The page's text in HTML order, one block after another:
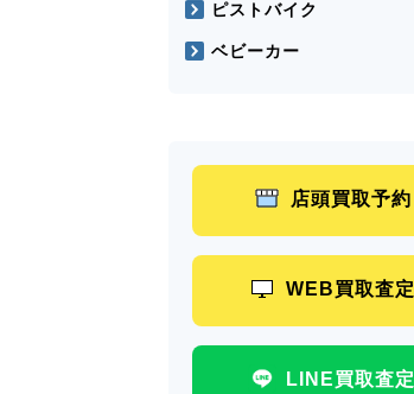
ピストバイク
ベビーカー
店頭買取予約
WEB買取査定
LINE買取査定